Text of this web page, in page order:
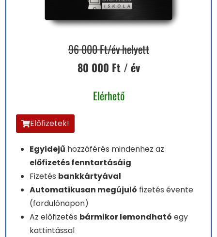
96 000 Ft/év helyett
80 000 Ft / év
Elérhető
Előfizetek!
Egyidejű hozzáférés mindenhez az
előfizetés fenntartásáig
Fizetés bankkártyával
Automatikusan megújuló fizetés évente
(fordulónapon)
Az előfizetés bármikor lemondható egy
kattintással